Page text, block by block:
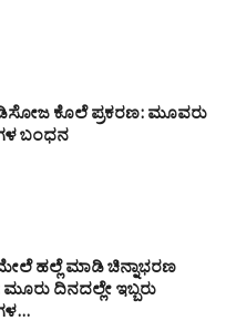
ಕೊಲೆ ಪ್ರಕರಣ: ಮೂವರು
ಬಂಧನ
ಹಲ್ಲೆ ಮಾಡಿ ಚಿನ್ನಾಭರಣ
ದಿನದಲ್ಲೇ ಇಬ್ಬರು